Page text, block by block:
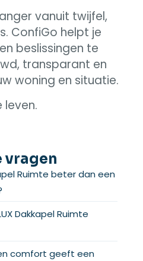
vanuit twijfel,
ConfiGo helpt je
beslissingen te
transparant en
woning en situatie.
leven.
vragen
Ruimte beter dan een
Dakkapel Ruimte
comfort geeft een